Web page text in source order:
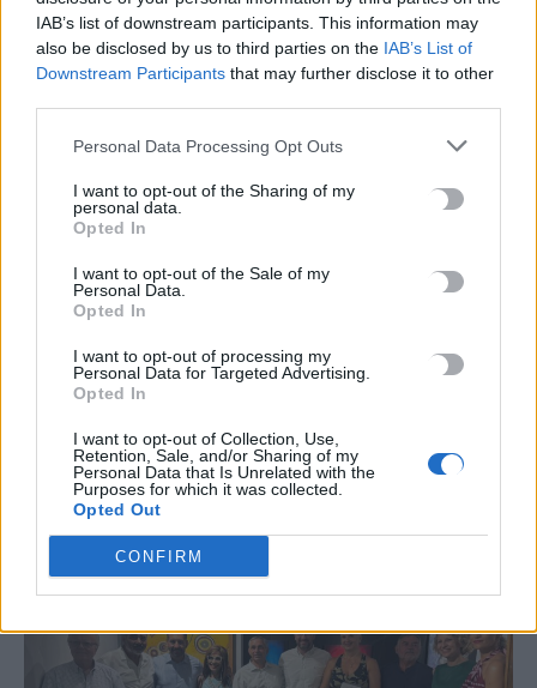
IAB’s list of downstream participants. This information may
also be disclosed by us to third parties on the IAB’s List of
Downstream Participants that may further disclose it to other
Personal Data Processing Opt Outs
I want to opt-out of the Sharing of my
personal data.
Opted In
I want to opt-out of the Sale of my
Personal Data.
Opted In
I want to opt-out of processing my
Personal Data for Targeted Advertising.
Opted In
I want to opt-out of Collection, Use,
Retention, Sale, and/or Sharing of my
Personal Data that Is Unrelated with the
Purposes for which it was collected.
Opted Out
CONFIRM
«Θέλω τον πατέρα μου»: 27χρονη παρέσυρε νύφη λίγες ώρες
μετά το γάμο της και ζητούσε να πάει σπίτι της
8 Αυγούστου, 2026
Μίνι χωματερή το παραλιακό μέτωπο της Νέας
8 Αυγούστου, 2026
TRENDING
ΣΧΕΤΙΚΆ ΆΡΘΡΑ